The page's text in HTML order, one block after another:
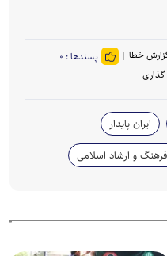
خطا پسندها : ۰
ایران پایدار
و ارشاد اسلامی